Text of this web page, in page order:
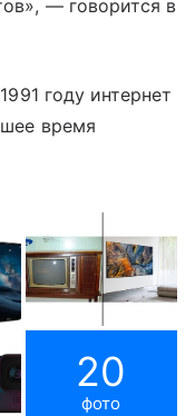
—говорится в
году интернет
время
20
фото